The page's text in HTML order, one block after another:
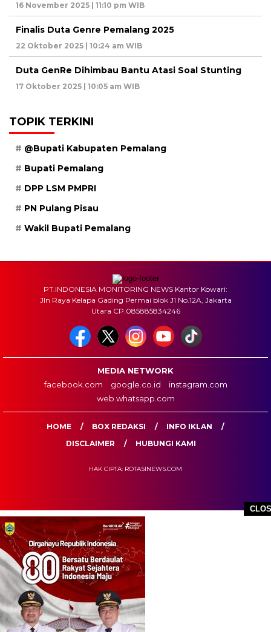
16 November 2025 | 11:10 pm WIB
Finalis Duta Genre Pemalang 2025
22 Oktober 2025 | 10:24 am WIB
Duta GenRe Dihimbau Bantu Atasi Soal Stunting
17 Oktober 2025 | 10:05 am WIB
TOPIK TERKINI
@Bupati Kabupaten Pemalang
Bupati Pemalang
DPP LSM PMPRI
PN Pulang Pisau
Wakil Bupati Pemalang
PT.INDONESIA MONITORING NEWS Kantor Kowari:
Jln Raya Kelapa Gading Permai blok J1 No.12A, Jakarta
Utara CP.085885834246
MEDIA NETWORK
facebook.com
google.co.id
instagram.com
web.whatsapp.com
HOME BOX REDAKSI
INFO IKLAN
DISCLAIMER
HUBUNGI KAMI
HAK CIPTA: ROTASINEWS.COM